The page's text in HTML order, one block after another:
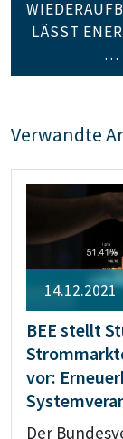
LÄSST
…
Verwandte
14.12.2021
BEE stellt
vor:
Der